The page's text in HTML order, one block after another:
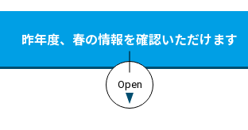
昨年度、春の情報を確認いただけます